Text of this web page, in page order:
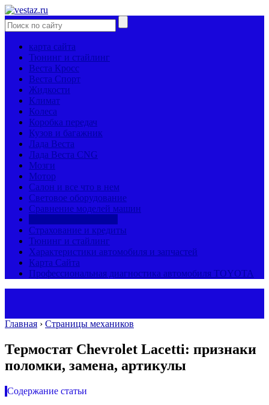
карта сайта
Тюнинг и стайлинг
Веста Кросс
Веста Спорт
Жидкости
Климат
Колеса
Коробка передач
Кузов и багажник
Лада Веста
Лада Веста CNG
Мозги
Мотор
Салон и все что в нем
Световое оборудование
Сравнение моделей машин
Страхование и кредиты
Тюнинг и стайлинг
Характеристики автомобиля и запчастей
Карта Сайта
Профессиональная диагностика автомобиля TOYOTA
Главная › Страницы механиков
Термостат Chevrolet Lacetti: признаки
поломки, замена, артикулы
Содержание статьи